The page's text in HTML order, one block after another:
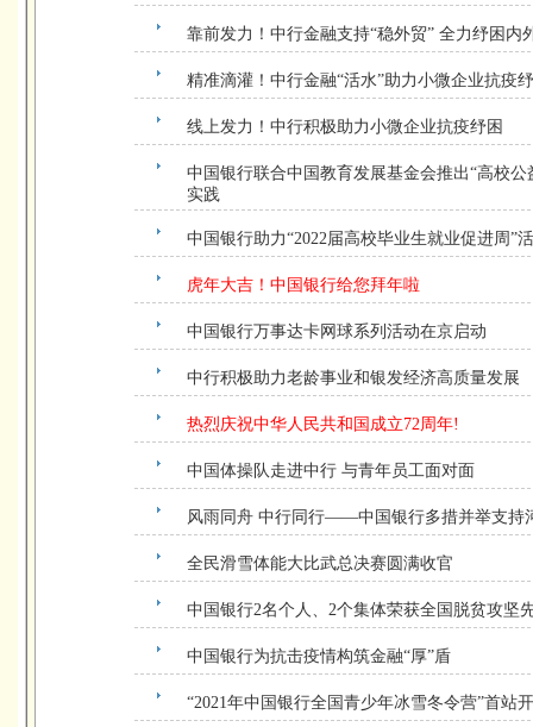
靠前发力！中行金融支持“稳外贸” 全力纾困内
精准滴灌！中行金融“活水”助力小微企业抗疫
线上发力！中行积极助力小微企业抗疫纾困
中国银行联合中国教育发展基金会推出“高校
实践
中国银行助力“2022届高校毕业生就业促进周”
虎年大吉！中国银行给您拜年啦
中国银行万事达卡网球系列活动在京启动
中行积极助力老龄事业和银发经济高质量发展
热烈庆祝中华人民共和国成立72周年!
中国体操队走进中行 与青年员工面对面
风雨同舟 中行同行——中国银行多措并举支持
全民滑雪体能大比武总决赛圆满收官
中国银行2名个人、2个集体荣获全国脱贫攻坚
中国银行为抗击疫情构筑金融“厚”盾
“2021年中国银行全国青少年冰雪冬令营”首站